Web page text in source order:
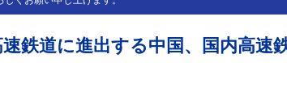
鉄道に進出する中国、国内高速